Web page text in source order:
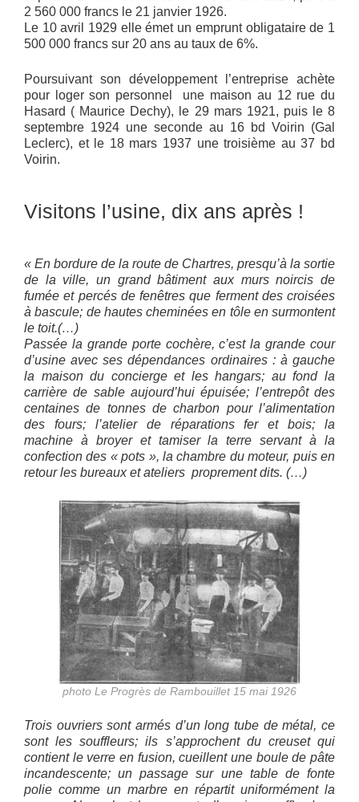
2 560 000 francs le 21 janvier 1926.
Le 10 avril 1929 elle émet un emprunt obligataire de 1
500 000 francs sur 20 ans au taux de 6%.
Poursuivant son développement l’entreprise achète
pour loger son personnel une maison au 12 rue du
Hasard ( Maurice Dechy), le 29 mars 1921, puis le 8
septembre 1924 une seconde au 16 bd Voirin (Gal
Leclerc), et le 18 mars 1937 une troisième au 37 bd
Voirin.
Visitons l’usine, dix ans après !
« En bordure de la route de Chartres, presqu’à la sortie
de la ville, un grand bâtiment aux murs noircis de
fumée et percés de fenêtres que ferment des croisées
à bascule; de hautes cheminées en tôle en surmontent
le toit.(…)
Passée la grande porte cochère, c’est la grande cour
d’usine avec ses dépendances ordinaires : à gauche
la maison du concierge et les hangars; au fond la
carrière de sable aujourd’hui épuisée; l’entrepôt des
centaines de tonnes de charbon pour l’alimentation
des fours; l’atelier de réparations fer et bois; la
machine à broyer et tamiser la terre servant à la
confection des « pots », la chambre du moteur, puis en
retour les bureaux et ateliers proprement dits. (…)
photo Le Progrès de Rambouillet 15 mai 1926
Trois ouvriers sont armés d’un long tube de métal, ce
sont les souffleurs; ils s’approchent du creuset qui
contient le verre en fusion, cueillent une boule de pâte
incandescente; un passage sur une table de fonte
polie comme un marbre en répartit uniformément la